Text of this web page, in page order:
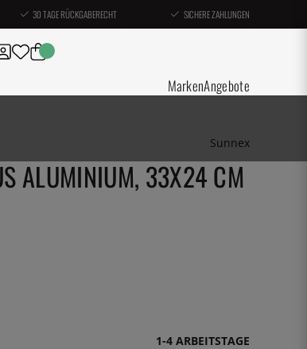
30 TAGE RÜCKGABERECHT SICHERE ZAHLUNGEN
MarkenAngebote
Sunnex
ALUMINIUM, 33X24 CM
1-4 ARBEITSTAGE